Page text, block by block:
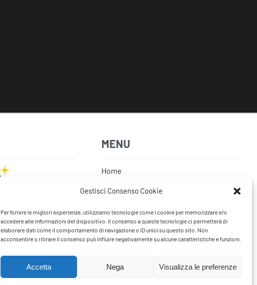
Gestisci Consenso Cookie
Per fornire le migliori esperienze, utilizziamo tecnologie come i cookie per memorizzare e/o
accedere alle informazioni del dispositivo. Il consenso a queste tecnologie ci permetterà di
elaborare dati come il comportamento di navigazione o ID unici su questo sito. Non
acconsentire o ritirare il consenso può influire negativamente su alcune caratteristiche e funzioni.
Accetta Nega Visualizza le preferenze
MENU
Home
Artisti
Tour
Contatti